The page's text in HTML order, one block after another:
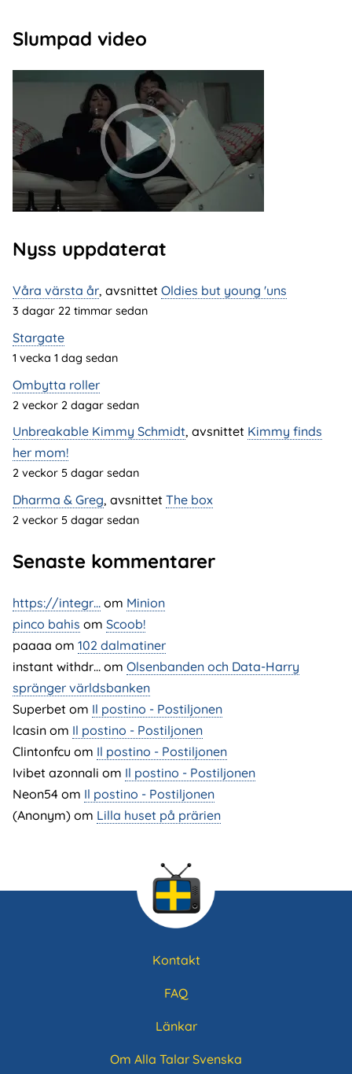
Slumpad video
Nyss uppdaterat
Våra värsta år, avsnittet Oldies but young 'uns
3 dagar 22 timmar sedan
Stargate
1 vecka 1 dag sedan
Ombytta roller
2 veckor 2 dagar sedan
Unbreakable Kimmy Schmidt, avsnittet Kimmy finds
her mom!
2 veckor 5 dagar sedan
Dharma & Greg, avsnittet The box
2 veckor 5 dagar sedan
Senaste kommentarer
https://integr… om Minion
pinco bahis om Scoob!
paaaa om 102 dalmatiner
instant withdr… om Olsenbanden och Data-Harry
spränger världsbanken
Superbet om Il postino - Postiljonen
lcasin om Il postino - Postiljonen
Clintonfcu om Il postino - Postiljonen
Ivibet azonnali om Il postino - Postiljonen
Neon54 om Il postino - Postiljonen
(Anonym) om Lilla huset på prärien
Kontakt
FAQ
Länkar
Om Alla Talar Svenska